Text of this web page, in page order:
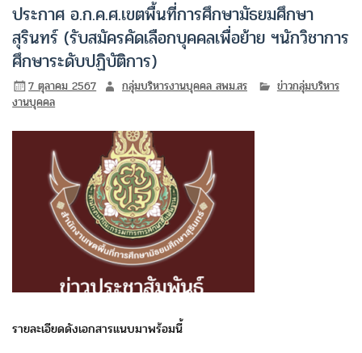
ประกาศ อ.ก.ค.ศ.เขตพื้นที่การศึกษามัธยมศึกษา
สุรินทร์ (รับสมัครคัดเลือกบุคคลเพื่อย้าย ฯนักวิชาการ
ศึกษาระดับปฏิบัติการ)
7 ตุลาคม 2567 กลุ่มบริหารงานบุคคล สพม.สร
ข่าวกลุ่มบริหาร
งานบุคคล
รายละเอียดดังเอกสารแนบมาพร้อมนี้